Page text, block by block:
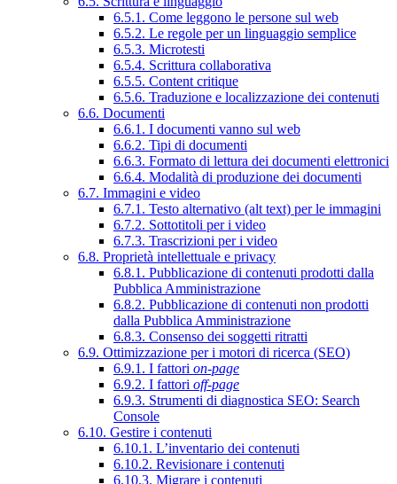
6.5.1. Come leggono le persone sul web
6.5.2. Le regole per un linguaggio semplice
6.5.3. Microtesti
6.5.4. Scrittura collaborativa
6.5.5. Content critique
6.5.6. Traduzione e localizzazione dei contenuti
6.6. Documenti
6.6.1. I documenti vanno sul web
6.6.2. Tipi di documenti
6.6.3. Formato di lettura dei documenti elettronici
6.6.4. Modalità di produzione dei documenti
6.7. Immagini e video
6.7.1. Testo alternativo (alt text) per le immagini
6.7.2. Sottotitoli per i video
6.7.3. Trascrizioni per i video
6.8. Proprietà intellettuale e privacy
6.8.1. Pubblicazione di contenuti prodotti dalla
Pubblica Amministrazione
6.8.2. Pubblicazione di contenuti non prodotti
dalla Pubblica Amministrazione
6.8.3. Consenso dei soggetti ritratti
6.9. Ottimizzazione per i motori di ricerca (SEO)
6.9.1. I fattori on-page
6.9.2. I fattori off-page
6.9.3. Strumenti di diagnostica SEO: Search
Console
6.10. Gestire i contenuti
6.10.1. L’inventario dei contenuti
6.10.2. Revisionare i contenuti
6.10.3. Migrare i contenuti